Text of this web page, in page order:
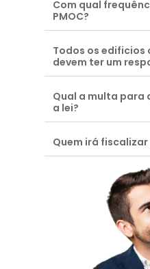
Com qual
PMOC?
Todos os
devem ter um
Qual a multa para
a lei?
Quem irá fiscalizar